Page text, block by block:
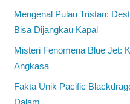
Mengenal Pulau Tristan:
Bisa Dijangkau Kapal
Misteri Fenomena Blue Jet:
Angkasa
Fakta Unik Pacific
Dalam